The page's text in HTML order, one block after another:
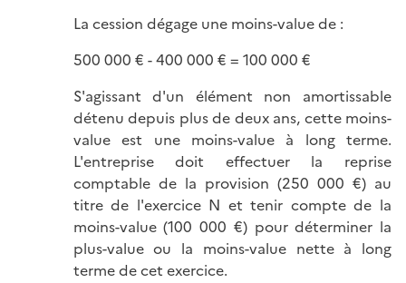
La cession dégage une moins-value de :
500 000 € - 400 000 € = 100 000 €
S'agissant d'un élément non amortissable
détenu depuis plus de deux ans, cette moins-
value est une moins-value à long terme.
L'entreprise doit effectuer la reprise
comptable de la provision (250 000 €) au
titre de l'exercice N et tenir compte de la
moins-value (100 000 €) pour déterminer la
plus-value ou la moins-value nette à long
terme de cet exercice.